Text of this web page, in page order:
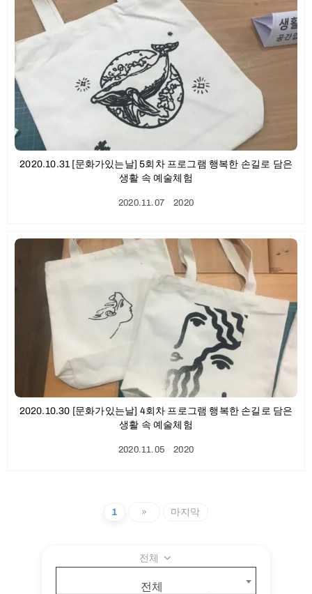
2020.10.31 [문화가있는날] 5회차 프로그램 행복한 손길로 담은
생활 속 예술체험
2020.11.07ㆍ2020
2020.10.30 [문화가있는날] 4회차 프로그램 행복한 손길로 담은
생활 속 예술체험
2020.11.05ㆍ2020
1 » 마지막
전체
전체